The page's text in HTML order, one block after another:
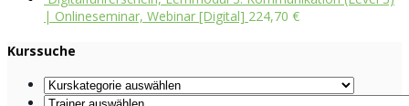
| Onlineseminar, Webinar [Digital] 224,70 €
Kurssuche